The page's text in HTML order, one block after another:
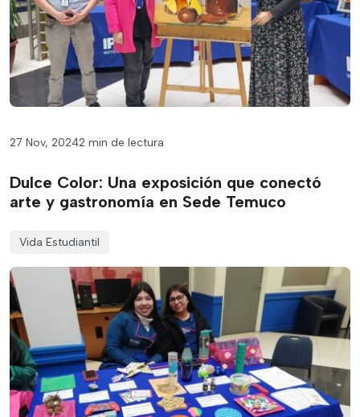
27 Nov, 20242 min de lectura
Dulce Color: Una exposición que conectó
arte y gastronomía en Sede Temuco
Vida Estudiantil